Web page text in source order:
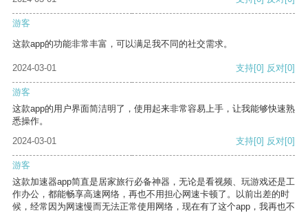
游客
这款app的功能非常丰富，可以满足我不同的社交需求。
2024-03-01 支持[0] 反对[0]
游客
这款app的用户界面简洁明了，使用起来非常容易上手，让我能够快速熟
悉操作。
2024-03-01
支持[0] 反对[0]
游客
这款加速器app简直是居家旅行必备神器，无论是看视频、玩游戏还是工
作办公，都能畅享高速网络，再也不用担心网速卡顿了。以前出差的时
候，经常因为网速慢而无法正常使用网络，现在有了这个app，我再也不